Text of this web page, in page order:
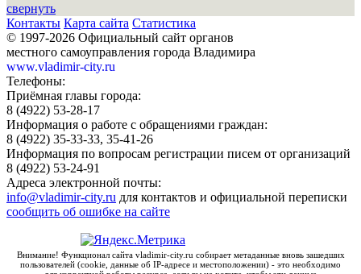
свернуть
Контакты Карта сайта Статистика
© 1997-2026 Официальный сайт органов
местного самоуправления города Владимира
www.vladimir-city.ru
Телефоны:
Приёмная главы города:
8 (4922) 53-28-17
Информация о работе с обращениями граждан:
8 (4922) 35-33-33, 35-41-26
Информация по вопросам регистрации писем от организаций
8 (4922) 53-24-91
Адреса электронной почты:
info@vladimir-city.ru для контактов и официальной переписки
сообщить об ошибке на сайте
Внимание! Функционал сайта vladimir-city.ru собирает метаданные вновь зашедших
пользователей (cookie, данные об IP-адресе и местоположении) - это необходимо